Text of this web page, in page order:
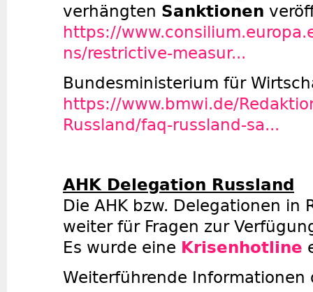
verhängten Sanktionen
https://
ns/restrictive-measur...
Bundesministerium für
https://www.bmwi.de/
Russland/faq-russland-sa...
AHK Delegation Russland
Die AHK bzw. Delegationen in
weiter für Fragen zur
Es wurde eine Krisenhotline
Weiterführende Informationen